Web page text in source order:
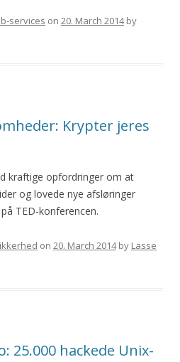
services on 20. March 2014by
Krypter jeres
kraftige opfordringer om at
og lovede nye afsløringer
TED-konferencen.
on 20. March 2014by Lasse
25.000 hackede Unix-